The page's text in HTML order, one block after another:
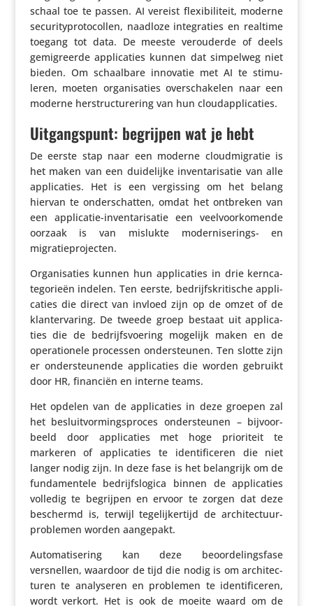
schaal toe te passen. AI vereist flexi­bi­li­teit, moderne
secu­ri­ty­pro­to­collen, naadloze inte­gra­ties en realtime
toegang tot data. De meeste verou­derde of deels
gemi­greerde appli­ca­ties kunnen dat simpelweg niet
bieden. Om schaal­bare innovatie met AI te stimu­
leren, moeten orga­ni­sa­ties over­scha­kelen naar een
moderne herstruc­tu­re­ring van hun cloudapplicaties.
Uitgangspunt: begrijpen wat je hebt
De eerste stap naar een moderne cloud­mi­gratie is
het maken van een duide­lijke inven­ta­ri­satie van alle
appli­ca­ties. Het is een vergis­sing om het belang
hiervan te onder­schatten, omdat het ontbreken van
een appli­catie-inven­ta­ri­satie een veel­voor­ko­mende
oorzaak is van mislukte moder­ni­se­rings- en
migratieprojecten.
Orga­ni­sa­ties kunnen hun appli­ca­ties in drie kern­ca­
te­go­rieën indelen. Ten eerste, bedrijfs­kri­ti­sche appli­
ca­ties die direct van invloed zijn op de omzet of de
klan­t­er­va­ring. De tweede groep bestaat uit appli­ca­
ties die de bedrijfs­voe­ring mogelijk maken en de
opera­ti­o­nele processen onder­steunen. Ten slotte zijn
er onder­steu­nende appli­ca­ties die worden gebruikt
door HR, financiën en interne teams.
Het opdelen van de appli­ca­ties in deze groepen zal
het besluit­vor­mings­proces onder­steunen – bijvoor­
beeld door appli­ca­ties met hoge prio­ri­teit te
markeren of appli­ca­ties te iden­ti­fi­ceren die niet
langer nodig zijn. In deze fase is het belang­rijk om de
funda­men­tele bedrijfs­lo­gica binnen de appli­ca­ties
volledig te begrijpen en ervoor te zorgen dat deze
beschermd is, terwijl tege­lij­ker­tijd de archi­tec­tuur­
pro­blemen worden aangepakt.
Auto­ma­ti­se­ring kan deze beoor­de­lings­fase
versnellen, waardoor de tijd die nodig is om archi­tec­
turen te analy­seren en problemen te iden­ti­fi­ceren,
wordt verkort. Het is ook de moeite waard om de